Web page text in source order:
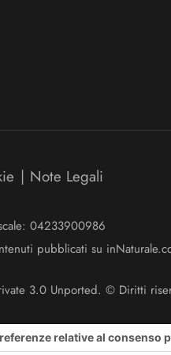
| Note Legali
04233900986
pubblicati su
3.0 Unported. © Diritti
relative al consenso